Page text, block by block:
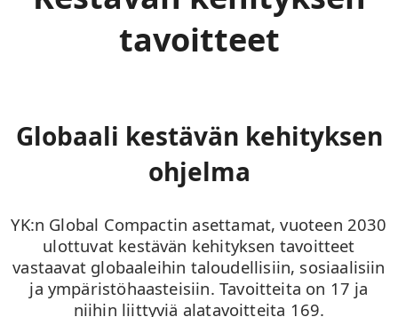
tavoitteet
Globaali kestävän kehityksen
ohjelma
YK:n Global Compactin asettamat, vuoteen 2030
ulottuvat kestävän kehityksen tavoitteet
vastaavat globaaleihin taloudellisiin, sosiaalisiin
ja ympäristöhaasteisiin. Tavoitteita on 17 ja
niihin liittyviä alatavoitteita 169.